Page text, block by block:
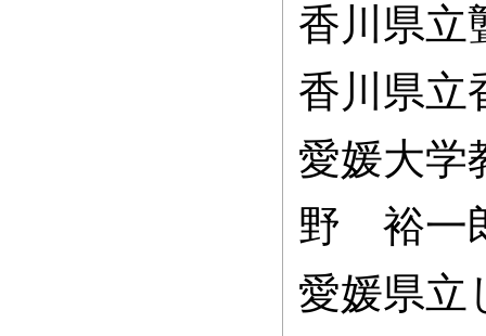
香川県
香川県
愛媛大
野 裕一
愛媛県